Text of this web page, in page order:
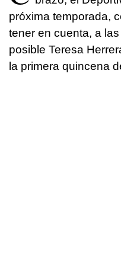
próxima temporada,
tener en cuenta, a
posible Teresa
la primera quincena